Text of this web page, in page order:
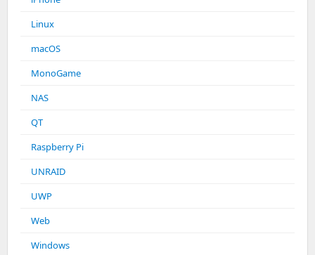
Linux
macOS
MonoGame
NAS
QT
Raspberry Pi
UNRAID
UWP
Web
Windows